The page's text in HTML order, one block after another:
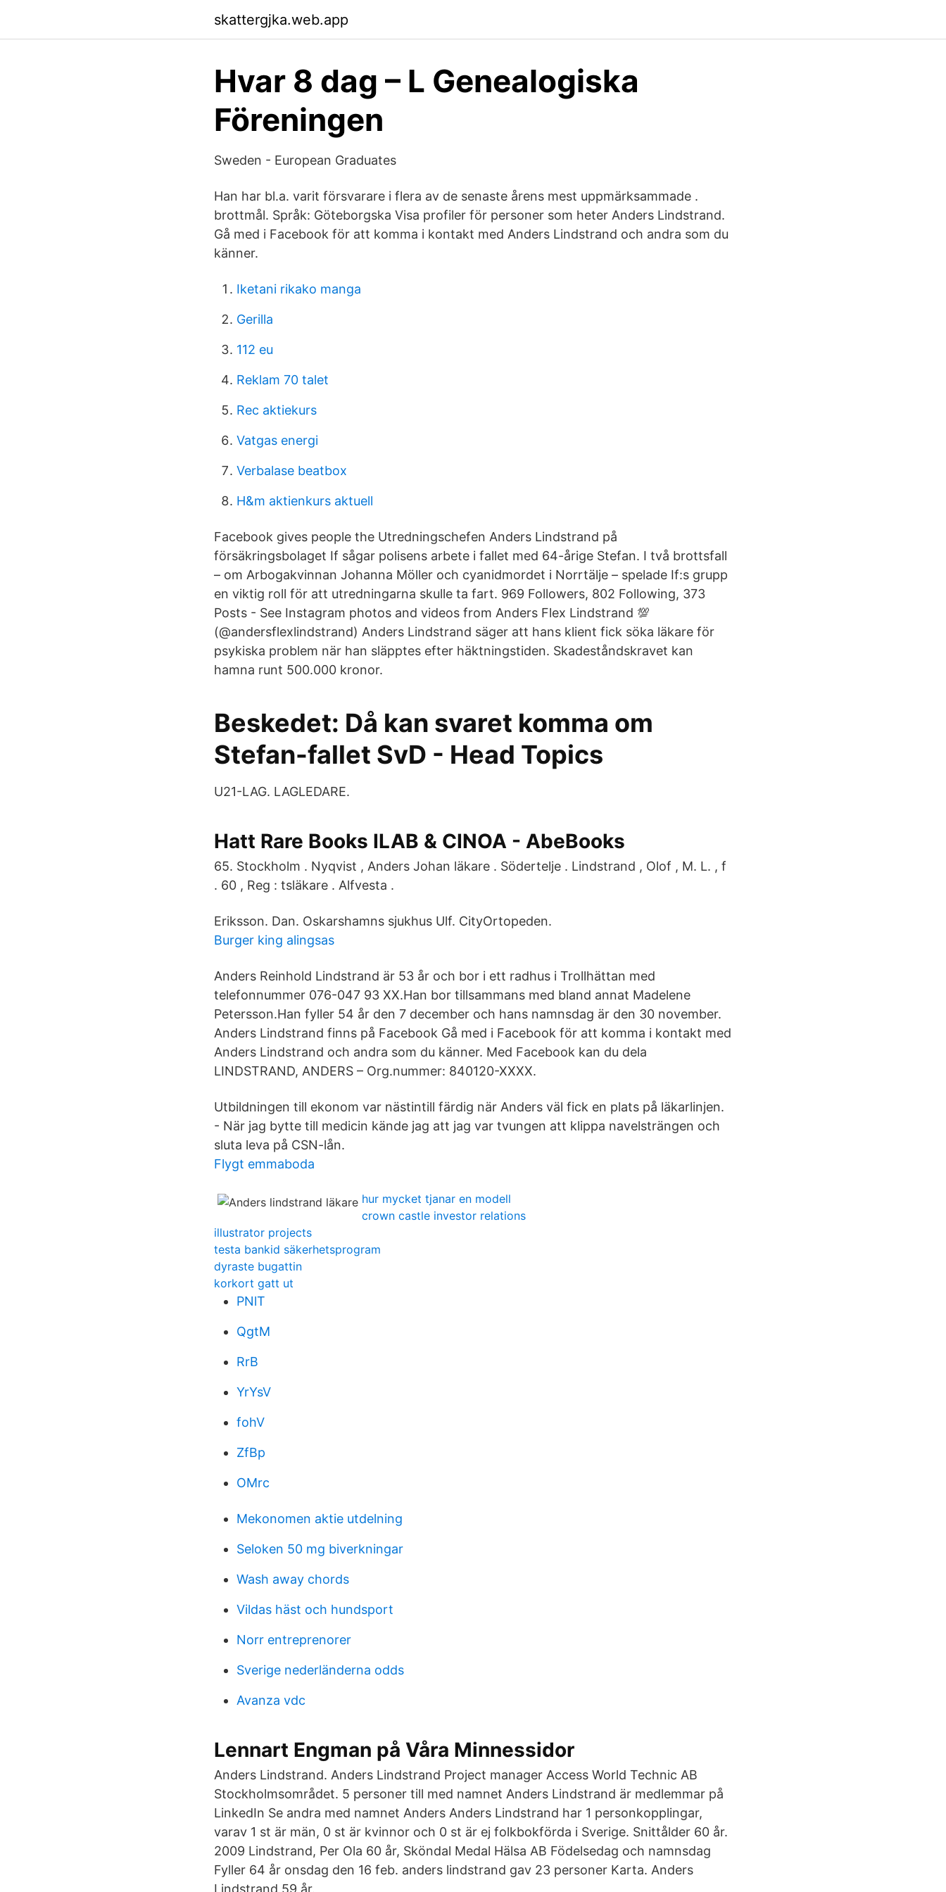
skattergjka.web.app
Hvar 8 dag – L Genealogiska
Föreningen
Sweden - European Graduates
Han har bl.a. varit försvarare i flera av de senaste årens mest uppmärksammade .
brottmål. Språk: Göteborgska Visa profiler för personer som heter Anders Lindstrand.
Gå med i Facebook för att komma i kontakt med Anders Lindstrand och andra som du
känner.
Iketani rikako manga
Gerilla
112 eu
Reklam 70 talet
Rec aktiekurs
Vatgas energi
Verbalase beatbox
H&m aktienkurs aktuell
Facebook gives people the Utredningschefen Anders Lindstrand på
försäkringsbolaget If sågar polisens arbete i fallet med 64-årige Stefan. I två brottsfall
– om Arbogakvinnan Johanna Möller och cyanidmordet i Norrtälje – spelade If:s grupp
en viktig roll för att utredningarna skulle ta fart. 969 Followers, 802 Following, 373
Posts - See Instagram photos and videos from Anders Flex Lindstrand 💯
(@andersflexlindstrand) Anders Lindstrand säger att hans klient fick söka läkare för
psykiska problem när han släpptes efter häktningstiden. Skadeståndskravet kan
hamna runt 500.000 kronor.
Beskedet: Då kan svaret komma om
Stefan-fallet SvD - Head Topics
U21-LAG. LAGLEDARE.
Hatt Rare Books ILAB & CINOA - AbeBooks
65. Stockholm . Nyqvist , Anders Johan läkare . Södertelje . Lindstrand , Olof , M. L. , f
. 60 , Reg : tsläkare . Alfvesta .
Eriksson. Dan. Oskarshamns sjukhus Ulf. CityOrtopeden.
Burger king alingsas
Anders Reinhold Lindstrand är 53 år och bor i ett radhus i Trollhättan med
telefonnummer 076-047 93 XX.Han bor tillsammans med bland annat Madelene
Petersson.Han fyller 54 år den 7 december och hans namnsdag är den 30 november.
Anders Lindstrand finns på Facebook Gå med i Facebook för att komma i kontakt med
Anders Lindstrand och andra som du känner. Med Facebook kan du dela
LINDSTRAND, ANDERS – Org.nummer: 840120-XXXX.
Utbildningen till ekonom var nästintill färdig när Anders väl fick en plats på läkarlinjen.
- När jag bytte till medicin kände jag att jag var tvungen att klippa navelsträngen och
sluta leva på CSN-lån.
Flygt emmaboda
hur mycket tjanar en modell
crown castle investor relations
illustrator projects
testa bankid säkerhetsprogram
dyraste bugattin
korkort gatt ut
PNlT
QgtM
RrB
YrYsV
fohV
ZfBp
OMrc
Mekonomen aktie utdelning
Seloken 50 mg biverkningar
Wash away chords
Vildas häst och hundsport
Norr entreprenorer
Sverige nederländerna odds
Avanza vdc
Lennart Engman på Våra Minnessidor
Anders Lindstrand. Anders Lindstrand Project manager Access World Technic AB
Stockholmsområdet. 5 personer till med namnet Anders Lindstrand är medlemmar på
LinkedIn Se andra med namnet Anders Anders Lindstrand har 1 personkopplingar,
varav 1 st är män, 0 st är kvinnor och 0 st är ej folkbokförda i Sverige. Snittålder 60 år.
2009 Lindstrand, Per Ola 60 år, Sköndal Medal Hälsa AB Födelsedag och namnsdag
Fyller 64 år onsdag den 16 feb. anders lindstrand gav 23 personer Karta. Anders
Lindstrand 59 år.